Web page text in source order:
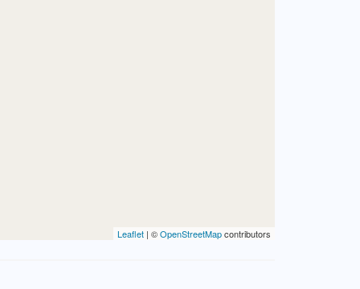
Leaflet | ©OpenStreetMapcontributors